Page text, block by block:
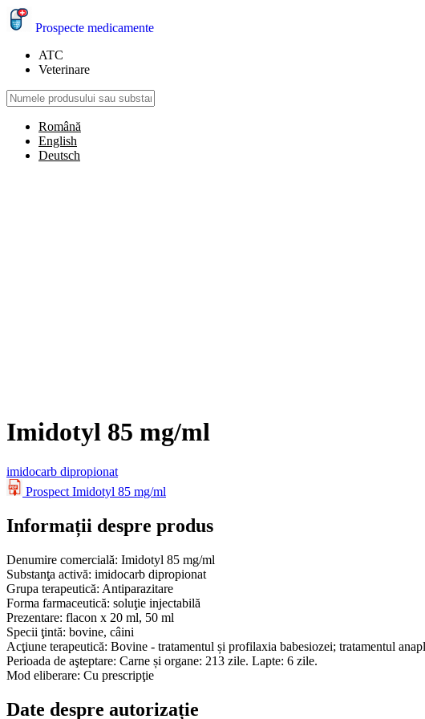
Prospecte medicamente
ATC
Veterinare
Română
English
Deutsch
Imidotyl 85 mg/ml
imidocarb dipropionat
Prospect Imidotyl 85 mg/ml
Informații despre produs
Denumire comercială: Imidotyl 85 mg/ml
Substanţa activă: imidocarb dipropionat
Grupa terapeutică: Antiparazitare
Forma farmaceutică: soluţie injectabilă
Prezentare: flacon x 20 ml, 50 ml
Specii ţintă: bovine, câini
Acţiune terapeutică: Bovine - tratamentul și profilaxia babesiozei; tratamentul
Perioada de aşteptare: Carne și organe: 213 zile. Lapte: 6 zile.
Mod eliberare: Cu prescripţie
Date despre autorizație